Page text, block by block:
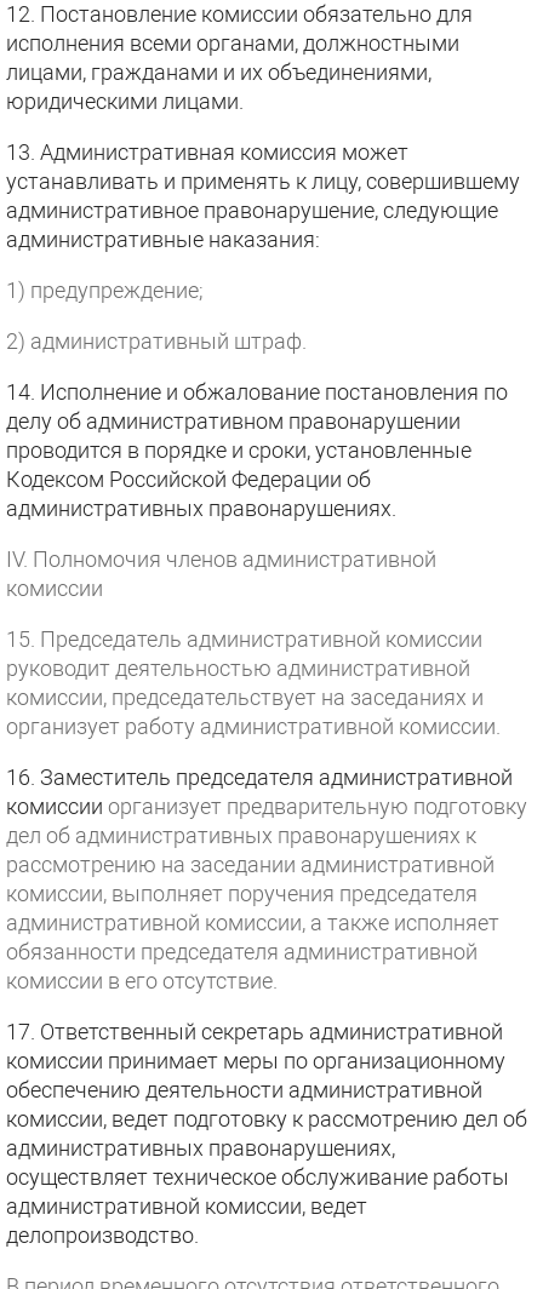
12. Постановление комиссии обязательно для
исполнения всеми органами, должностными
лицами, гражданами и их объединениями,
юридическими лицами.
13. Административная комиссия может
устанавливать и применять к лицу, совершившему
административное правонарушение, следующие
административные наказания:
1) предупреждение;
2) административный штраф.
14. Исполнение и обжалование постановления по
делу об административном правонарушении
проводится в порядке и сроки, установленные
Кодексом Российской Федерации об
административных правонарушениях.
IV. Полномочия членов административной
комиссии
15. Председатель административной комиссии
руководит деятельностью административной
комиссии, председательствует на заседаниях и
организует работу административной комиссии.
16. Заместитель председателя административной
комиссии организует предварительную подготовку
дел об административных правонарушениях к
рассмотрению на заседании административной
комиссии, выполняет поручения председателя
административной комиссии, а также исполняет
обязанности председателя административной
комиссии в его отсутствие.
17. Ответственный секретарь административной
комиссии принимает меры по организационному
обеспечению деятельности административной
комиссии, ведет подготовку к рассмотрению дел об
административных правонарушениях,
осуществляет техническое обслуживание работы
административной комиссии, ведет
делопроизводство.